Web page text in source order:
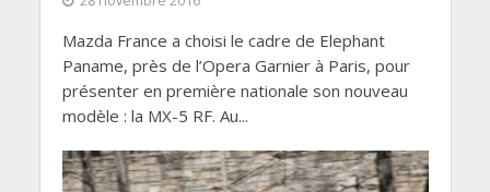
Mazda France a choisi le cadre de Elephant
Paname, près de l’Opera Garnier à Paris, pour
présenter en première nationale son nouveau
modèle : la MX-5 RF. Au...